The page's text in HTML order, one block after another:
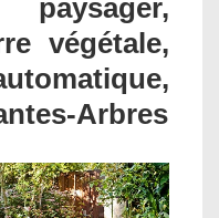
paysager,
végétale,
Arbres